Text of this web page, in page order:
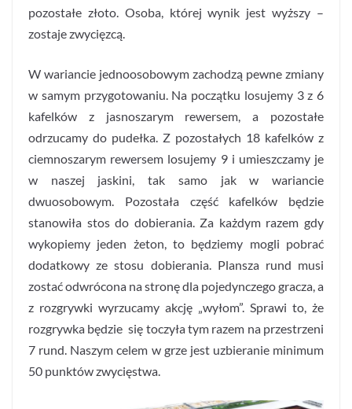
pozostałe złoto. Osoba, której wynik jest wyższy –
zostaje zwycięzcą.
W wariancie jednoosobowym zachodzą pewne zmiany
w samym przygotowaniu. Na początku losujemy 3 z 6
kafelków z jasnoszarym rewersem, a pozostałe
odrzucamy do pudełka. Z pozostałych 18 kafelków z
ciemnoszarym rewersem losujemy 9 i umieszczamy je
w naszej jaskini, tak samo jak w wariancie
dwuosobowym. Pozostała część kafelków będzie
stanowiła stos do dobierania. Za każdym razem gdy
wykopiemy jeden żeton, to będziemy mogli pobrać
dodatkowy ze stosu dobierania. Plansza rund musi
zostać odwrócona na stronę dla pojedynczego gracza, a
z rozgrywki wyrzucamy akcję „wyłom”. Sprawi to, że
rozgrywka będzie się toczyła tym razem na przestrzeni
7 rund. Naszym celem w grze jest uzbieranie minimum
50 punktów zwycięstwa.